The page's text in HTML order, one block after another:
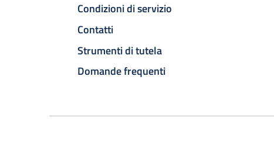
Condizioni di servizio
Contatti
Strumenti di tutela
Domande frequenti